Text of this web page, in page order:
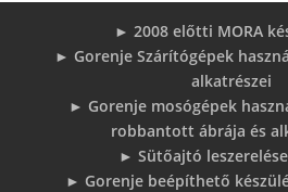
► 2008 előtti MORA
► Gorenje Szárítógépek
alkatrészei
► Gorenje mosógépek
robbantott ábrája és
► Sütőajtó
► Gorenje beépíthető